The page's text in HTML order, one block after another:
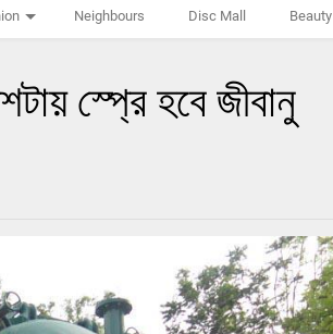
Neighbours Disc Mall Beauty
স্প্রে হবে জীবানু